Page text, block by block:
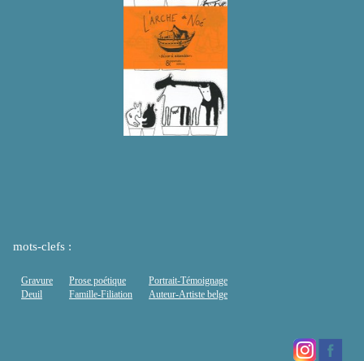
mots-clefs :
Gravure
Deuil
Prose poétique
Famille-Filiation
Portrait-Témoignage
Auteur-Artiste belge